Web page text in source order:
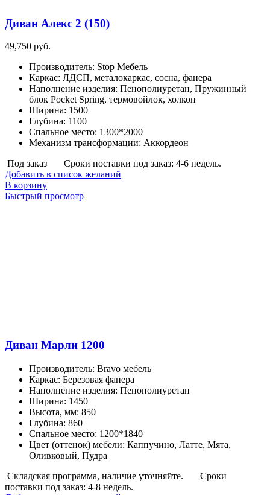
Диван Алекс 2 (150)
49,750 руб.
Производитель: Stop Мебель
Каркас: ЛДСП, металокаркас, сосна, фанера
Наполнение изделия: Пенополиуретан, Пружинный
блок Pocket Spring, термовойлок, холкон
Ширина: 1500
Глубина: 1100
Спальное место: 1300*2000
Механизм трансформации: Аккордеон
Под заказ
Сроки поставки под заказ: 4-6 недель.
Добавить в список желаний
В корзину
Быстрый просмотр
Диван Марли 1200
Производитель: Bravo мебель
Каркас: Березовая фанера
Наполнение изделия: Пенополиуретан
Ширина: 1450
Высота, мм: 850
Глубина: 860
Спальное место: 1200*1840
Цвет (оттенок) мебели: Каппучино, Латте, Мята,
Оливковый, Пудра
Складская программа, наличие уточняйте.
Сроки
поставки под заказ: 4-8 недель.